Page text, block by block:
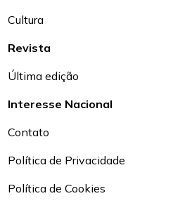
Cultura
Revista
Última edição
Interesse Nacional
Contato
Política de Privacidade
Política de Cookies